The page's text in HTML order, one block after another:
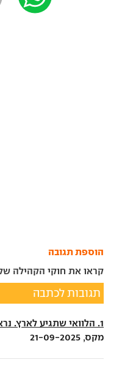
הוספת תגובה
קראו את חוקי הקהילה
תגובות לכתבה
1. הלוואי שתגיע לארץ. נראית ונשמעת אחלה מכונית.
מקס, 21-09-2025